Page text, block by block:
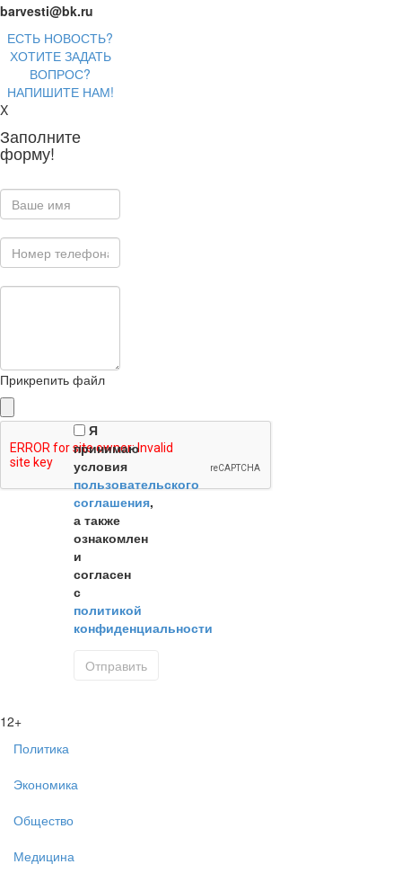
barvesti@bk.ru
ЕСТЬ НОВОСТЬ?
ХОТИТЕ ЗАДАТЬ
ВОПРОС?
НАПИШИТЕ НАМ!
X
Заполните
форму!
Прикрепить файл
Я
принимаю
условия
пользовательского
соглашения,
а также
ознакомлен
и
согласен
с
политикой
конфиденциальности
12+
Политика
Экономика
Общество
Медицина